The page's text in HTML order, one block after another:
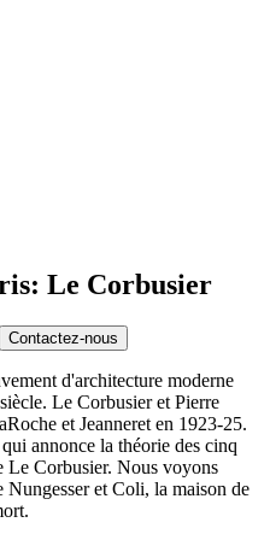
Le Corbusier
Contactez-nous
d'architecture moderne
Le Corbusier et Pierre
et Jeanneret en 1923-25.
annonce la théorie des cinq
Le Corbusier. Nous voyons
Nungesser et Coli, la maison de